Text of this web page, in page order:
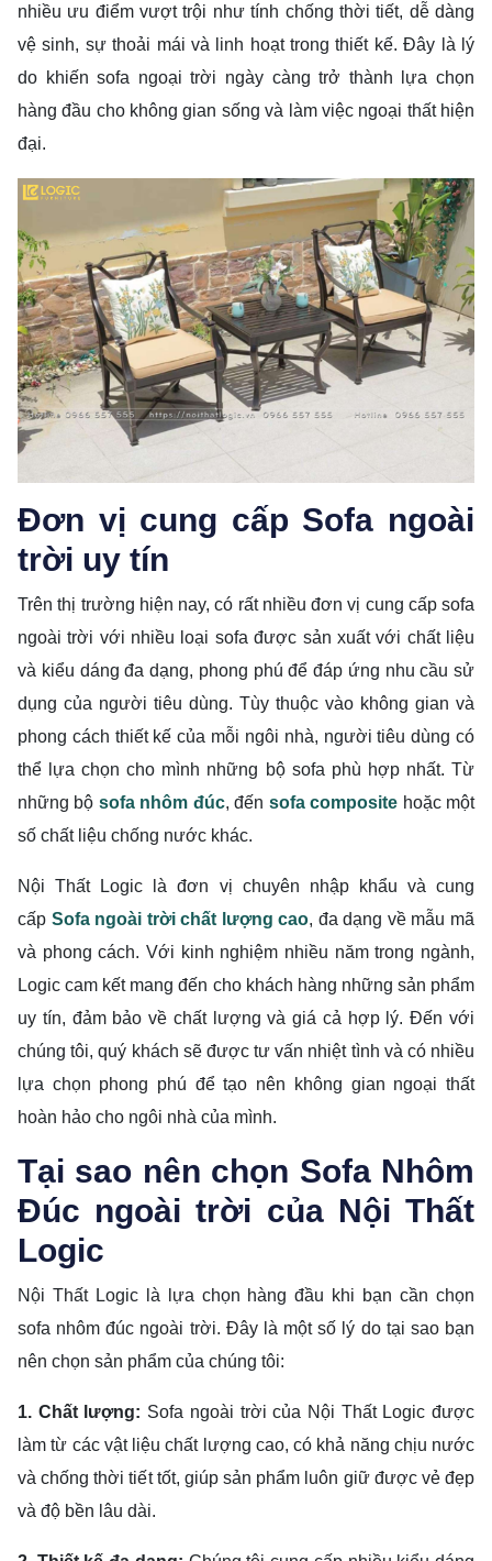
nhiều ưu điểm vượt trội như tính chống thời tiết, dễ dàng
vệ sinh, sự thoải mái và linh hoạt trong thiết kế. Đây là lý
do khiến sofa ngoại trời ngày càng trở thành lựa chọn
hàng đầu cho không gian sống và làm việc ngoại thất hiện
đại.
Đơn vị cung cấp Sofa ngoài
trời uy tín
Trên thị trường hiện nay, có rất nhiều đơn vị cung cấp sofa
ngoài trời với nhiều loại sofa được sản xuất với chất liệu
và kiểu dáng đa dạng, phong phú để đáp ứng nhu cầu sử
dụng của người tiêu dùng. Tùy thuộc vào không gian và
phong cách thiết kế của mỗi ngôi nhà, người tiêu dùng có
thể lựa chọn cho mình những bộ sofa phù hợp nhất. Từ
những bộ sofa nhôm đúc, đến sofa composite hoặc một
số chất liệu chống nước khác.
Nội Thất Logic là đơn vị chuyên nhập khẩu và cung
cấp Sofa ngoài trời chất lượng cao, đa dạng về mẫu mã
và phong cách. Với kinh nghiệm nhiều năm trong ngành,
Logic cam kết mang đến cho khách hàng những sản phẩm
uy tín, đảm bảo về chất lượng và giá cả hợp lý. Đến với
chúng tôi, quý khách sẽ được tư vấn nhiệt tình và có nhiều
lựa chọn phong phú để tạo nên không gian ngoại thất
hoàn hảo cho ngôi nhà của mình.
Tại sao nên chọn Sofa Nhôm
Đúc ngoài trời của Nội Thất
Logic
Nội Thất Logic là lựa chọn hàng đầu khi bạn cần chọn
sofa nhôm đúc ngoài trời. Đây là một số lý do tại sao bạn
nên chọn sản phẩm của chúng tôi:
1. Chất lượng: Sofa ngoài trời của Nội Thất Logic được
làm từ các vật liệu chất lượng cao, có khả năng chịu nước
và chống thời tiết tốt, giúp sản phẩm luôn giữ được vẻ đẹp
và độ bền lâu dài.